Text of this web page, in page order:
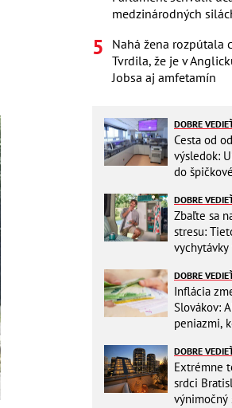
medzinárodných
Nahá žena rozpútala
Tvrdila, že je v
Jobsa aj amfetamín
DOBRE
Cesta od
výsledok:
do
DOBRE
Zbaľte sa
stresu:
DOBRE
Inflácia
Slovákov:
peniazmi,
DOBRE
Extrémne
srdci
výnimočný